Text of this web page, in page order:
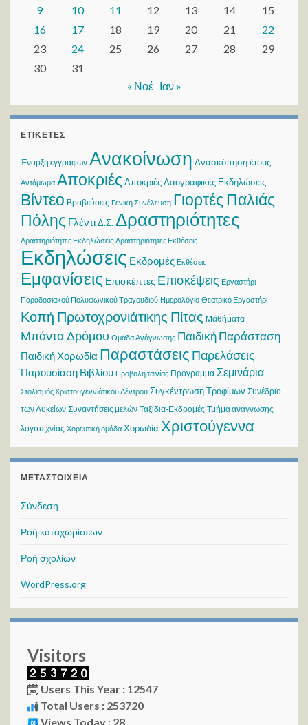
9
10 11 12 13 14
15
16
17 18 19 20 21
22
23
24 25 26 27 28
29
30
31
« Νοέ Ιαν »
ΕΤΙΚΈΤΕΣ
Έναρξη εγγραφών Ανακοίνωση Ανασκόπηση έτους
Αντάμωμα Αποκριές Αποκριές Λαογραφικές Εκδηλώσεις
Βίντεο Βραβεύσεις Γενική Συνέλευση Γιορτές Παλιάς
Πόλης ΓλέντιΔ.Σ. Δραστηριότητες
Δραστηριότητες Εκδηλώσεις Δραστηριότητες Εκθέσεις
Εκδηλώσεις Εκδρομές Εκθέσεις
Εμφανίσεις Επισκέπτες Επισκέψεις Εργαστήρι
Παραδοσιακού Πολυφωνικού Τραγουδιού Ημερολόγιο Θεατρικό Εργαστήρι
Κοπή Πρωτοχρονιάτικης Πίτας Μαθήματα
Μπάντα Δρόμου Ομάδα Ανάγνωσης Παιδική Παράσταση
Παιδική Χορωδία Παραστάσεις Παρελάσεις
Παρουσίαση Βιβλίου Προβολή ταινίας Πρόγραμμα Σεμινάρια
Στολισμός Χριστουγεννιάτικου Δέντρου Συγκέντρωση Τροφίμων Συνέδριο
των Λυκείων Συναντήσεις μελών Ταξίδια-Εκδρομές Τμήμα ανάγνωσης
λογοτεχνίας Χορευτική ομάδα Χορωδία Χριστούγεννα
ΜΕΤΑΣΤΟΙΧΕΊΑ
Σύνδεση
Ροή καταχωρίσεων
Ροή σχολίων
WordPress.org
Visitors
Users This Year : 12547
Total Users : 253720
Views Today : 28